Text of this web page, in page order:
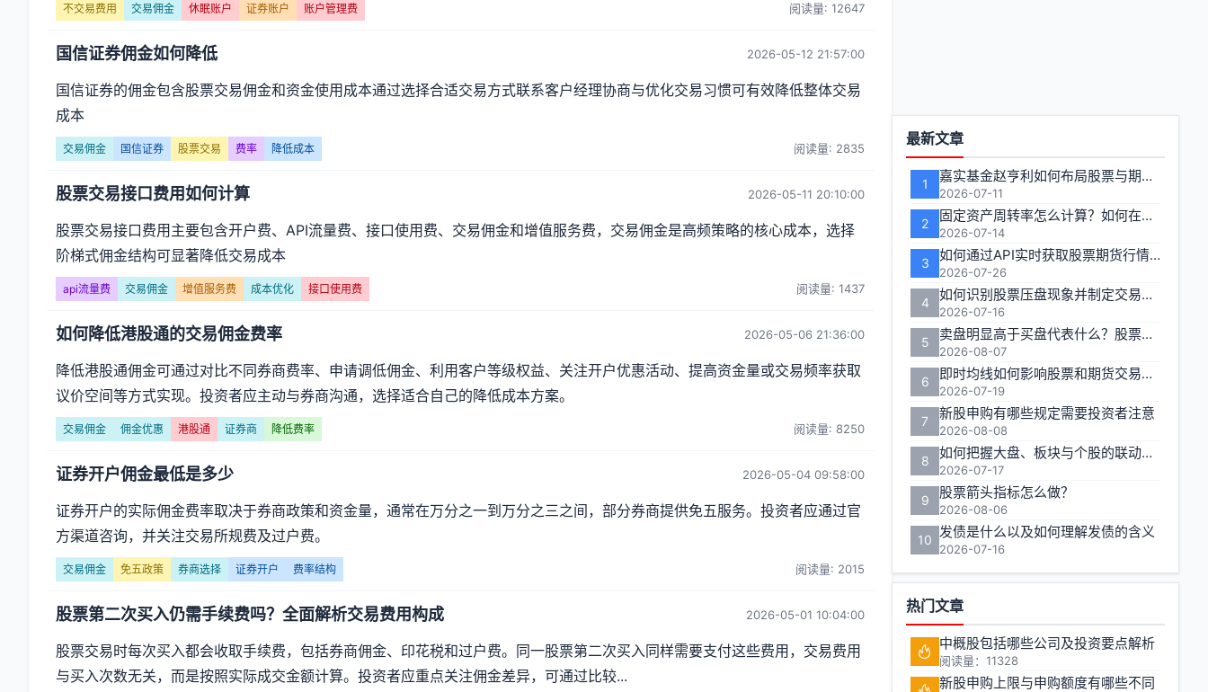
不交易费用 交易佣金 休眠账户 证券账户 账户管理费 阅读量: 12647
国信证券佣金如何降低 2026-05-12 21:57:00
国信证券的佣金包含股票交易佣金和资金使用成本通过选择合适交易方式联系客户经理协商与优化交易习惯可有效降低整体交易
成本
交易佣金 国信证券 股票交易 费率 降低成本 阅读量: 2835
股票交易接口费用如何计算 2026-05-11 20:10:00
股票交易接口费用主要包含开户费、API流量费、接口使用费、交易佣金和增值服务费，交易佣金是高频策略的核心成本，选择
阶梯式佣金结构可显著降低交易成本
api流量费 交易佣金 增值服务费 成本优化 接口使用费 阅读量: 1437
如何降低港股通的交易佣金费率 2026-05-06 21:36:00
降低港股通佣金可通过对比不同券商费率、申请调低佣金、利用客户等级权益、关注开户优惠活动、提高资金量或交易频率获取
议价空间等方式实现。投资者应主动与券商沟通，选择适合自己的降低成本方案。
交易佣金 佣金优惠 港股通 证券商 降低费率 阅读量: 8250
证券开户佣金最低是多少 2026-05-04 09:58:00
证券开户的实际佣金费率取决于券商政策和资金量，通常在万分之一到万分之三之间，部分券商提供免五服务。投资者应通过官
方渠道咨询，并关注交易所规费及过户费。
交易佣金 免五政策 券商选择 证券开户 费率结构 阅读量: 2015
股票第二次买入仍需手续费吗？全面解析交易费用构成 2026-05-01 10:04:00
股票交易时每次买入都会收取手续费，包括券商佣金、印花税和过户费。同一股票第二次买入同样需要支付这些费用，交易费用
与买入次数无关，而是按照实际成交金额计算。投资者应重点关注佣金差异，可通过比较...
功
能
区
最新文章
1 嘉实基金赵亨利如何布局股票与期货市场
2026-07-11
2 固定资产周转率怎么计算？如何在投资分析中有效运用？
2026-07-14
3 如何通过API实时获取股票期货行情数据
2026-07-26
4 如何识别股票压盘现象并制定交易策略
2026-07-16
5 卖盘明显高于买盘代表什么？股票期货交易者如何应对
2026-08-07
6 即时均线如何影响股票和期货交易决策
2026-07-19
7 新股申购有哪些规定需要投资者注意
2026-08-08
8 如何把握大盘、板块与个股的联动效应实现收益最大化？
2026-07-17
9 股票箭头指标怎么做？
2026-08-06
10 发债是什么以及如何理解发债的含义
2026-07-16
热门文章
中概股包括哪些公司及投资要点解析
阅读量：11328
新股申购上限与申购额度有哪些不同